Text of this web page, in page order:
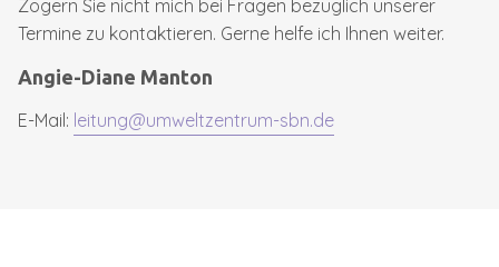
Zögern Sie nicht mich bei Fragen bezüglich unserer
Termine zu kontaktieren. Gerne helfe ich Ihnen weiter.
Angie-Diane Manton
E-Mail: leitung@umweltzentrum-sbn.de